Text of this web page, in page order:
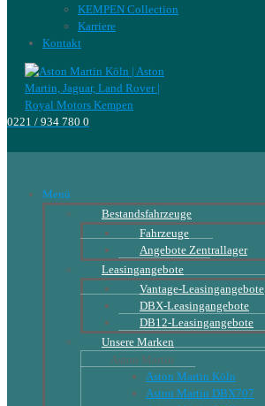
KEMPEN Collection
Karriere
Kontakt
0221 / 934 780 0
Menü
Bestandsfahrzeuge
Fahrzeuge
Angebote Zentrallager
Leasingangebote
Vantage-Leasingangebote
DBX-Leasingangebote
DB12-Leasingangebote
Unsere Marken
Aston Martin
Aston Martin Köln
Aston Martin DBX707